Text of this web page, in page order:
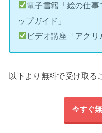
電子書籍「絵の仕事
ップガイド」
ビデオ講座「アクリ
以下より無料で受け取る
今すぐ